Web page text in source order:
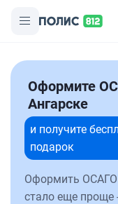
Оформите
Ангарске
и получите
подарок
Оформить ОСАГО
стало еще проще